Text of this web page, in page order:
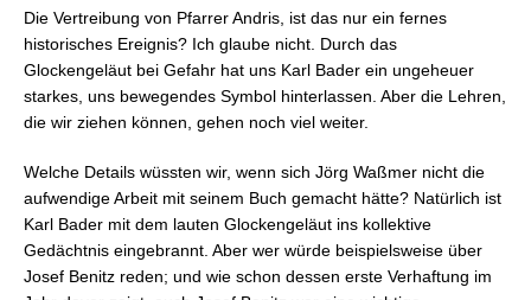
Die Vertreibung von Pfarrer Andris, ist das nur ein fernes
historisches Ereignis? Ich glaube nicht. Durch das
Glockengeläut bei Gefahr hat uns Karl Bader ein ungeheuer
starkes, uns bewegendes Symbol hinterlassen. Aber die Lehren,
die wir ziehen können, gehen noch viel weiter.
Welche Details wüssten wir, wenn sich Jörg Waßmer nicht die
aufwendige Arbeit mit seinem Buch gemacht hätte? Natürlich ist
Karl Bader mit dem lauten Glockengeläut ins kollektive
Gedächtnis eingebrannt. Aber wer würde beispielsweise über
Josef Benitz reden; und wie schon dessen erste Verhaftung im